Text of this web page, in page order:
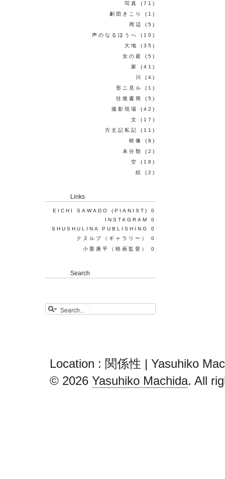
写真
(71)
劇団きこり
(1)
周辺
(5)
声のなるほうへ
(10)
大地
(35)
女の庭
(5)
家
(41)
川
(4)
形ニ見ル
(1)
往復書簡
(5)
撮影現場
(42)
文
(17)
方丈記私記
(11)
映像
(8)
未分類
(2)
空
(18)
絵
(2)
Links
EICHI SAWADO (PIANIST)
0
INSTAGRAM
0
SHUSHULINA PUBLISHING
0
クヌルプ（ギャラリー）
0
小栗康平（映画監督）
0
Search
Location : 関係性 | Yasuhiko
© 2026 Yasuhiko Machida. All